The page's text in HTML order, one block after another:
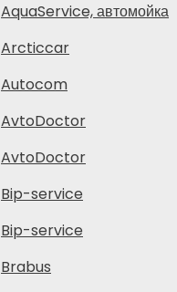
AquaService, автомойка
Arcticcar
Autocom
AvtoDoctor
AvtoDoctor
Bip-service
Bip-service
Brabus